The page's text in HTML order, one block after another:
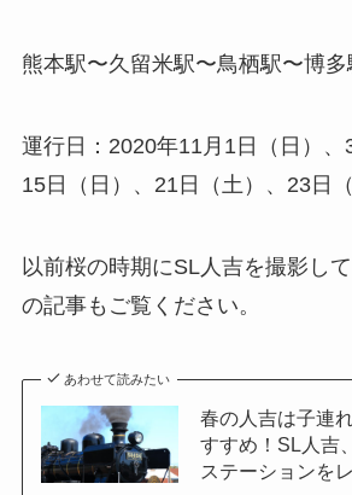
熊本駅〜久留米駅〜鳥栖駅〜博多
運行日：2020年11月1日（日）、
15日（日）、21日（土）、23日（
以前桜の時期にSL人吉を撮影し
の記事もご覧ください。
あわせて読みたい
春の人吉は子連
すすめ！SL人吉
ステーションを